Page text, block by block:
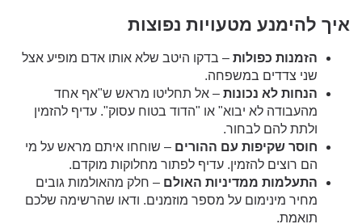
איך להימנע מטעויות נפוצות
הזמנות כפולות – בדקו היטב שלא אותו אדם מופיע אצל
שני צדדים במשפחה.
הנחות לא נכונות – אל תחליטו מראש ש"אף אחד
מהעבודה לא יבוא" או "הדוד בטוח עסוק". עדיף להזמין
ולתת להם לבחור.
חוסר שקיפות עם ההורים – שוחחו איתם מראש על מי
הם רוצים להזמין. עדיף לפתור מחלוקות מוקדם.
התעלמות ממדיניות האולם – חלק מהאולמות גובים
מחיר מינימום על מספר מוזמנים. ודאו שהרשימה שלכם
תואמת.